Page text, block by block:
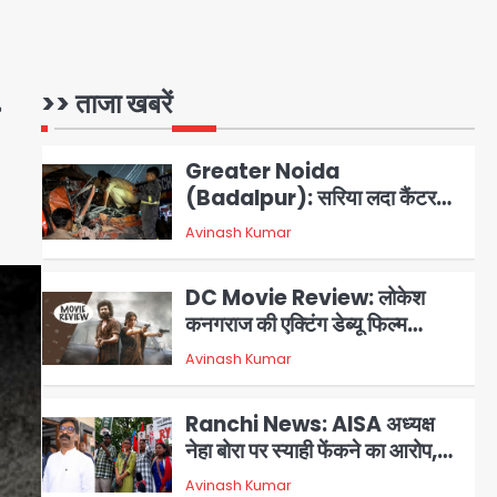
>> ताजा खबरें
अनियंत्रित होकर घुसा किराना दुकान
में , ड्राइवर की मौत
Avinash Kumar
DC Movie Review: लोकेश
कनगराज की एक्टिंग डेब्यू फिल्म
विजुअली स्ट्राइकिंग लेकिन स्क्रीनप्ले
में कमजोर, लेकिन कहानी अधूरी रह गई,
3 स्टार रेटिंग
Avinash Kumar
Ranchi News: AISA अध्यक्ष
नेहा बोरा पर स्याही फेंकने का आरोप,
ABVP कार्यकर्ताओं पर एक्शन; हेमंत
सोरेन ने दी प्रतिक्रिया
Avinash Kumar
Noida waterlogging: नोएडा
में ‘हाईटेक सिटी’ के दावों की खुली पोल,